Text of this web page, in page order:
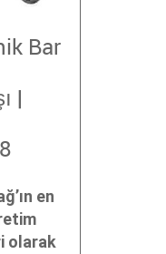
Bar
|
en
olarak